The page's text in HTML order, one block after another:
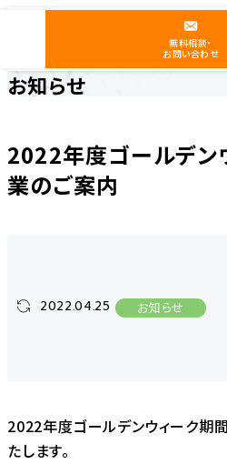
無料相談・
お問い合わせ
お知らせ
2022年度ゴールデ
業のご案内
2022.04.25 お知らせ
2022年度ゴールデンウィーク期
たします。